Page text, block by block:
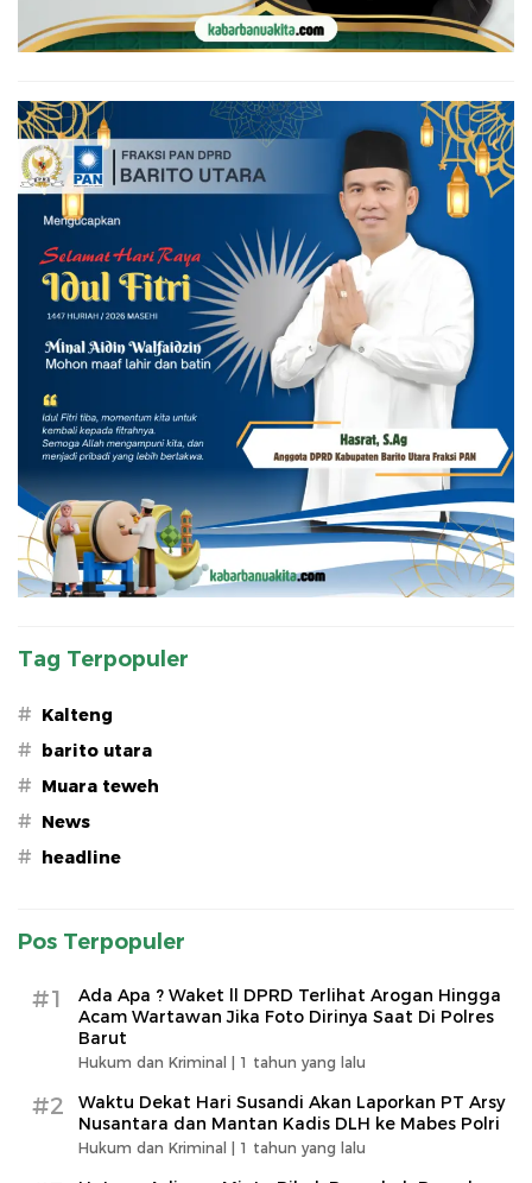
Tag Terpopuler
# Kalteng
# barito utara
# Muara teweh
# News
# headline
Pos Terpopuler
#1
Ada Apa ? Waket ll DPRD Terlihat Arogan Hingga
Acam Wartawan Jika Foto Dirinya Saat Di Polres
Barut
Hukum dan Kriminal | 1 tahun yang lalu
#2
Waktu Dekat Hari Susandi Akan Laporkan PT Arsy
Nusantara dan Mantan Kadis DLH ke Mabes Polri
Hukum dan Kriminal | 1 tahun yang lalu